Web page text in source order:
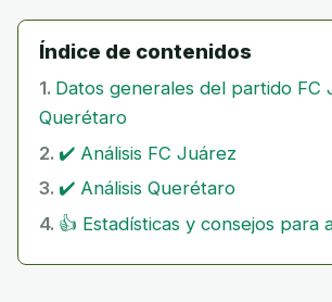
Índice de contenidos
Datos generales del partido FC
Querétaro
✔️ Análisis FC Juárez
✔️ Análisis Querétaro
👍 Estadísticas y consejos para